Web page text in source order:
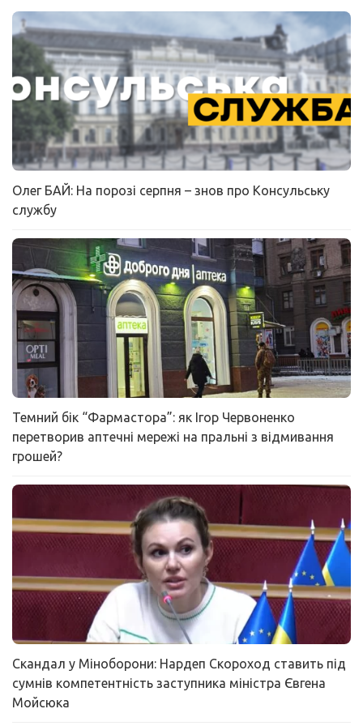
Олег БАЙ: На порозі серпня – знов про Консульську
службу
Темний бік “Фармастора”: як Ігор Червоненко
перетворив аптечні мережі на пральні з відмивання
грошей?
Скандал у Міноборони: Нардеп Скороход ставить під
сумнів компетентність заступника міністра Євгена
Мойсюка